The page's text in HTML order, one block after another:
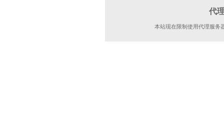
代
本站现在限制使用代理服务